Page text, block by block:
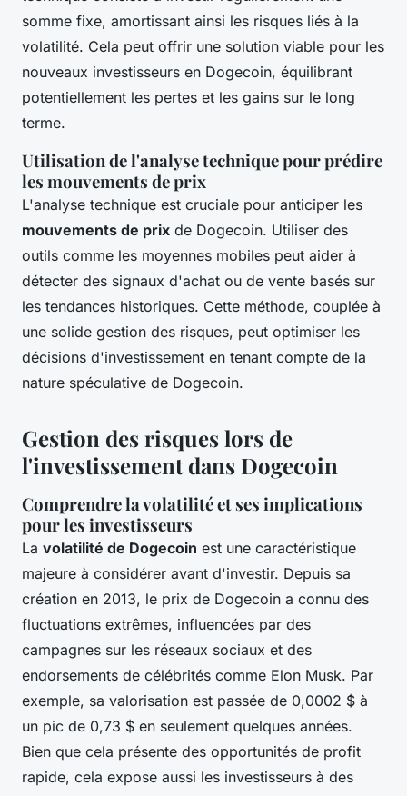
somme fixe, amortissant ainsi les risques liés à la
volatilité. Cela peut offrir une solution viable pour les
nouveaux investisseurs en Dogecoin, équilibrant
potentiellement les pertes et les gains sur le long
terme.
Utilisation de l'analyse technique pour prédire
les mouvements de prix
L'analyse technique est cruciale pour anticiper les
mouvements de prix de Dogecoin. Utiliser des
outils comme les moyennes mobiles peut aider à
détecter des signaux d'achat ou de vente basés sur
les tendances historiques. Cette méthode, couplée à
une solide gestion des risques, peut optimiser les
décisions d'investissement en tenant compte de la
nature spéculative de Dogecoin.
Gestion des risques lors de
l'investissement dans Dogecoin
Comprendre la volatilité et ses implications
pour les investisseurs
La volatilité de Dogecoin est une caractéristique
majeure à considérer avant d'investir. Depuis sa
création en 2013, le prix de Dogecoin a connu des
fluctuations extrêmes, influencées par des
campagnes sur les réseaux sociaux et des
endorsements de célébrités comme Elon Musk. Par
exemple, sa valorisation est passée de 0,0002 $ à
un pic de 0,73 $ en seulement quelques années.
Bien que cela présente des opportunités de profit
rapide, cela expose aussi les investisseurs à des